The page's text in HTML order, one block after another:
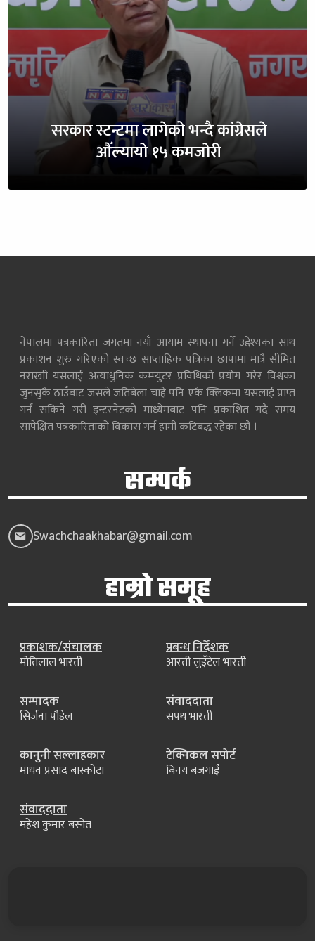
सरकार स्टन्टमा लागेको भन्दै कांग्रेसले
औँल्यायो १५ कमजोरी
नेपालमा पत्रकारिता जगतमा नयाँ आयाम स्थापना गर्ने उद्देश्यका साथ
प्रकाशन शुरु गरिएको स्वच्छ साप्ताहिक पत्रिका छापामा मात्रै सीमित
नराखाी यसलाई अत्याधुनिक कम्प्युटर प्रविधिको प्रयोग गरेर विश्वका
जुनसुकै ठाउँबाट जसले जतिबेला चाहे पनि एकै क्लिकमा यसलाई प्राप्त
गर्न सकिने गरी इन्टरनेटको माध्येमबाट पनि प्रकाशित गदै समय
सापेक्षित पत्रकारिताको विकास गर्न हामी कटिबद्ध रहेका छौं ।
सम्पर्क
Swachchaakhabar@gmail.com
हाम्रो समूह
प्रकाशक/संचालक
मोतिलाल भारती
प्रबन्ध निर्देशक
आरती लुइँटेल भारती
सम्पादक
सिर्जना पौडेल
संवाददाता
सपथ भारती
कानुनी सल्लाहकार
माधव प्रसाद बास्कोटा
टेक्निकल सपोर्ट
बिनय बजगाईं
संवाददाता
महेश कुमार बस्नेत